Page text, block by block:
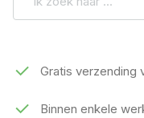
Gratis verzending
Binnen enkele